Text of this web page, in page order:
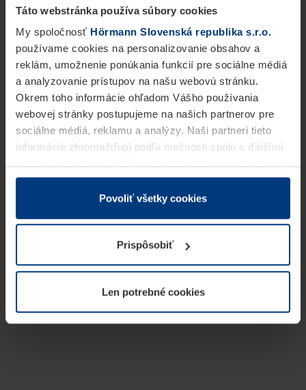
Táto webstránka používa súbory cookies
My spoločnosť Hörmann Slovenská republika s.r.o.
používame cookies na personalizovanie obsahov a
reklám, umožnenie ponúkania funkcií pre sociálne médiá
a analyzovanie prístupov na našu webovú stránku.
Okrem toho informácie ohľadom Vášho používania
webovej stránky postupujeme na našich partnerov pre
sociálne médiá, reklamu a analýzy. Naši partneri tieto
informácie zhromažďujú podľa možnosti spolu s ďalšími
v rámci Vášho využívania služieb.
Z právneho hľadiska môžeme cookies ukladať na Vašom
prevádzku tejto stránky. Pre všetky ostatné typy cookie
potrebujeme Vaše povolenie. Vaše povolenie môžete
kedykoľvek zmeniť alebo odvolať vo vysvetlení cookie
našej webovej stránky.
Povoliť všetky cookies
Prispôsobiť
Len potrebné cookies